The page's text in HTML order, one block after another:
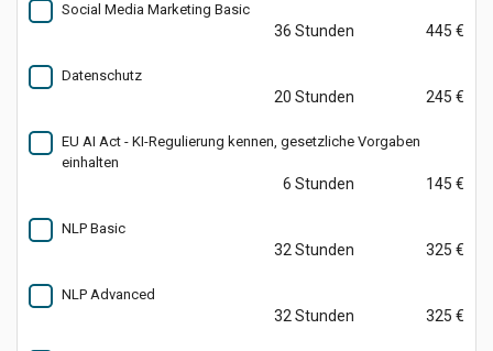
Social Media Marketing Basic
36 Stunden 445 €
Datenschutz
20 Stunden 245 €
EU AI Act - KI-Regulierung kennen, gesetzliche Vorgaben
einhalten
6 Stunden 145 €
NLP Basic
32 Stunden 325 €
NLP Advanced
32 Stunden 325 €